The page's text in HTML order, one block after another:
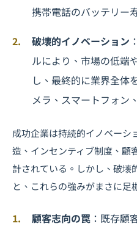
携帯電話のバッテリー
破壊的イノベーション
ルにより、市場の低端
し、最終的に業界全体
メラ、スマートフォン
成功企業は持続的イノベー
造、インセンティブ制度、顧
計されている。しかし、破壊
と、これらの強みがまさに足
顧客志向の罠 ：既存顧